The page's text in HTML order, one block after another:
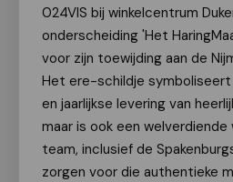
024VIS bij winkelcentrum
onderscheiding 'Het
voor zijn toewijding aan de
Het ere-schildje
en jaarlijkse levering van
maar is ook een welverdiende
team, inclusief de
zorgen voor die authentieke